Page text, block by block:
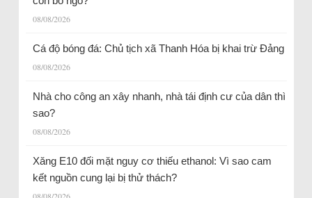
08/08/2026
Cá độ bóng đá: Chủ tịch xã Thanh Hóa bị khai trừ Đảng
08/08/2026
Nhà cho công an xây nhanh, nhà tái định cư của dân thì
sao?
08/08/2026
Xăng E10 đối mặt nguy cơ thiếu ethanol: Vì sao cam
kết nguồn cung lại bị thử thách?